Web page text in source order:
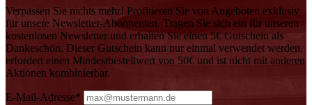
Verpassen Sie nichts mehr! Profitieren Sie von Angeboten exklusiv
für unsere Newsletter-Abonnenten. Tragen Sie sich ein für unseren
kostenlosen Newsletter und erhalten Sie einen 5€ Gutschein als
Dankeschön. Dieser Gutschein kann nur einmal verwendet werden,
erfordert einen Mindestbestellwert von 50€ und ist nicht mit anderen
Aktionen kombinierbar.
E-Mail-Adresse*